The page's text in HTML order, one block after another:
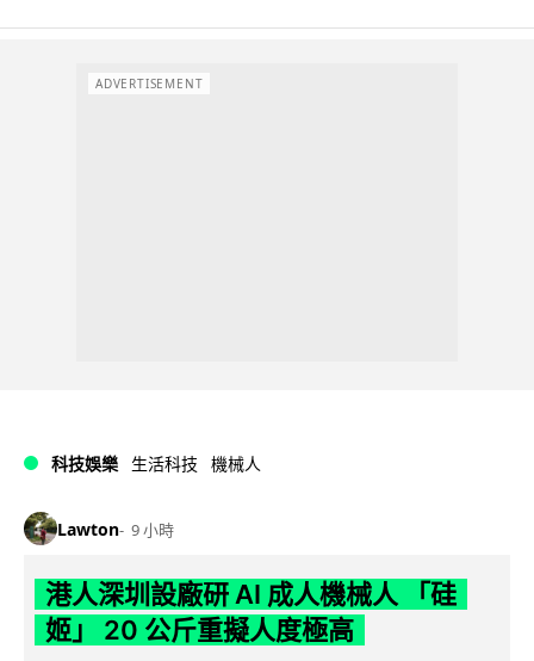
ADVERTISEMENT
科技娛樂 生活科技 機械人
Lawton 9 小時
港人深圳設廠研 AI 成人機械人 「硅
姬」 20 公斤重擬人度極高